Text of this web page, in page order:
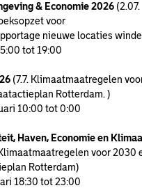
& Economie 2026 (2.07.
voor
nieuwe locaties
tot 19:00
(7.7. Klimaatmaatregelen
Rotterdam. )
10:00 tot 0:00
Haven, Economie en
voor 2030
Rotterdam)
18:30 tot 23:00